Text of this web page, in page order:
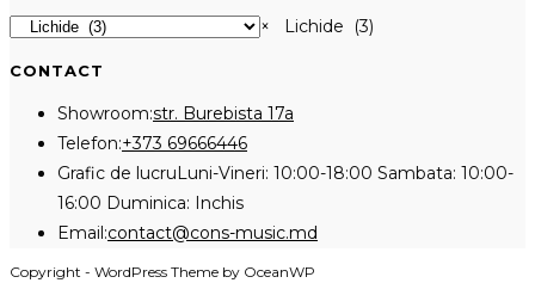
× Lichide (3)
CONTACT
Showroom:str. Burebista 17a
Telefon:+373 69666446Opens
in
application
Grafic de lucruLuni-Vineri: 10:00-18:00 Sambata: 10:00-
16:00 Duminica: Inchis
Email:contact@cons-music.md
Copyright - WordPress Theme by OceanWP